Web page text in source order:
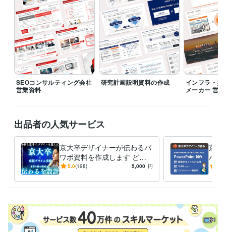
職歴
東証プライム上場企業 2022年3月 ~ 現在 2024年9月 ~ 現在
教育系企業様（業務委託契約） 2024年11月 ~ 現在
受賞歴
政策立案コンテスト│準優勝 新規事業立案コンテスト│優勝
ココナ
ラ│プラチナランク
資格・検定
TOEIC 取得年 : 2024年
ビジネス・クリエイティブツール
Google スライド:5年PowerPoint:5年Canva:4年Tableau:1年
ChatGPT:1年
得意分野
ビジネス代行・事務代行
京都大学 2018年3月 ~ 2022年2月
SEOコンサルティング会社
営業資料
研究計画説明資料の作成
インフラ・
メーカー 営
出品者の人気サービス
京大卒デザイナーが伝わるパ
ワポ資料を作成します どん
な資料でも、今より見やすく
す
5.0(198) 5,000 円
京大
パワ
決ま
応